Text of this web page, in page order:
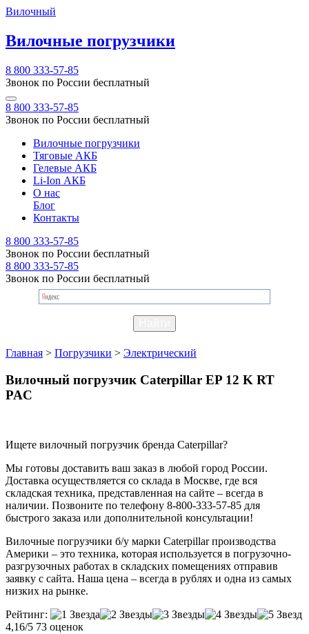
Вилочный
Вилочные погрузчики
8 800 333-57-85
Звонок по России бесплатный
8 800 333-57-85
Звонок по России бесплатный
Вилочные погрузчики
Тяговые АКБ
Гелевые АКБ
Li-Ion АКБ
О нас
Блог
Контакты
8 800 333-57-85
Звонок по России бесплатный
8 800 333-57-85
Звонок по России бесплатный
Главная > Погрузчики > Электрический
Вилочный погрузчик Caterpillar EP 12 K RT
PAC
Ищете вилочный погрузчик бренда Caterpillar?
Мы готовы доставить ваш заказ в любой город России.
Доставка осуществляется со склада в Москве, где вся
складская техника, представленная на сайте – всегда в
наличии. Позвоните по телефону 8-800-333-57-85 для
быстрого заказа или дополнительной консультации!
Вилочные погрузчики б/у марки Caterpillar производства
Америки – это техника, которая используется в погрузочно-
разгрузочных работах в складских помещениях отправив
заявку с сайта. Наша цена – всегда в рублях и одна из самых
низких на рынке.
Рейтинг:
4,16/5 73 оценок